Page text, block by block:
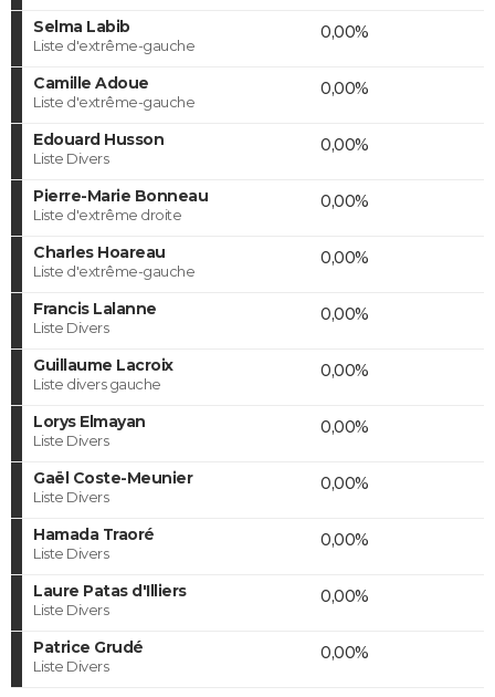
Selma Labib
Liste d'extrême-gauche
0,00%
Camille Adoue
Liste d'extrême-gauche
0,00%
Edouard Husson
Liste Divers
0,00%
Pierre-Marie Bonneau
Liste d'extrême droite
0,00%
Charles Hoareau
Liste d'extrême-gauche
0,00%
Francis Lalanne
Liste Divers
0,00%
Guillaume Lacroix
Liste divers gauche
0,00%
Lorys Elmayan
Liste Divers
0,00%
Gaël Coste-Meunier
Liste Divers
0,00%
Hamada Traoré
Liste Divers
0,00%
Laure Patas d'Illiers
Liste Divers
0,00%
Patrice Grudé
Liste Divers
0,00%